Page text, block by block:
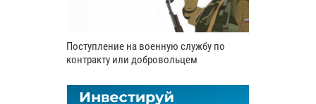
Поступление на военную службу по
контракту или добровольцем